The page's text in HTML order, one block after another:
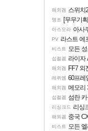
해외겜 스위치2판
명조 [무무기획 ·
아스오라 아사쿠
PV 라스트 에포
비스트 모든 성소
섭컬겜 라이자 AI
해외겜 FF7 외
레퀴엠 60프레
해외겜 메모리
섭컬겜 섬란 카구라
리싱크드 리싱
해외겜 중국 CXMT,
비스트 모든 엘리